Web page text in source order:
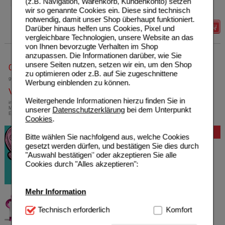
wir so genannte Cookies ein. Diese sind technisch
notwendig, damit unser Shop überhaupt funktioniert.
Darüber hinaus helfen uns Cookies, Pixel und
vergleichbare Technologien, unsere Website an das
von Ihnen bevorzugte Verhalten im Shop
anzupassen. Die Informationen darüber, wie Sie
unsere Seiten nutzen, setzen wir ein, um den Shop
zu optimieren oder z.B. auf Sie zugeschnittene
Werbung einblenden zu können.
Weitergehende Informationen hierzu finden Sie in
unserer Datenschutzerklärungbei dem Unterpunkt
Cookies.
Bitte wählen Sie nachfolgend aus, welche Cookies
gesetzt werden dürfen, und bestätigen Sie dies durch
"Auswahl bestätigen" oder akzeptieren Sie alle
Cookies durch "Alles akzeptieren":
Mehr Information
Technisch Notwendig:Hierbei handelt es sich um
Technisch erforderlich Komfort
Sie sparen 1,10 €
Details
0800-10 11 422
gebührenfreie Rufnummer
Versandkostenfrei
innerhalb Deutschlands bei einem
Mindestbestellwert von 13,99 Euro oder bei
Einsendung eines Kassenrezeptes
Bewertung